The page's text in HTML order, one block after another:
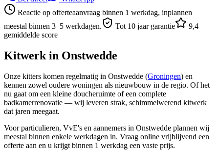
Reactie op offerteaanvraag binnen 1 werkdag, inplannen
meestal binnen 3–5 werkdagen.
Tot 10 jaar garantie
9,4
gemiddelde score
Kitwerk in Onstwedde
Onze kitters komen regelmatig in Onstwedde (Groningen) en
kennen zowel oudere woningen als nieuwbouw in de regio. Of het
nu gaat om een kleine doucheruimte of een complete
badkamerrenovatie — wij leveren strak, schimmelwerend kitwerk
dat jaren meegaat.
Voor particulieren, VvE's en aannemers in Onstwedde plannen wij
meestal binnen enkele werkdagen in. Vraag online vrijblijvend een
offerte aan en u krijgt binnen 1 werkdag een vaste prijs.